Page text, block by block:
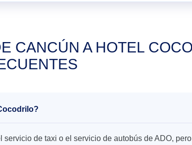
CANCÚN A HOTEL
de taxi o el servicio de autobús de ADO,